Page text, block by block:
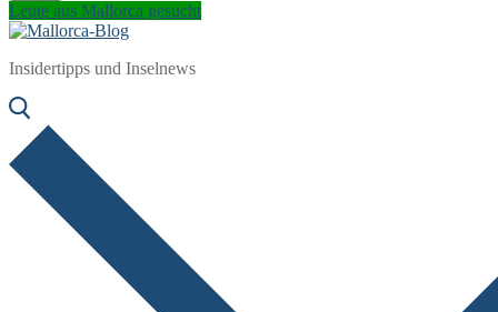
Leute aus Mallorca gesucht
Insidertipps und Inselnews